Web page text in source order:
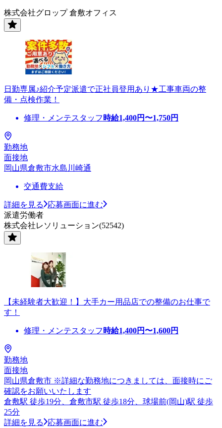
株式会社グロップ 倉敷オフィス
日勤専属♪紹介予定派遣で正社員登用あり★工事車両の整
備・点検作業！
修理・メンテスタッフ 時給1,400円〜1,750円
勤務地
面接地
岡山県倉敷市水島川崎通
交通費支給
詳細を見る
応募画面に進む
派遣労働者
株式会社レソリューション(52542)
【未経験者大歓迎！】大手カー用品店での整備のお仕事で
す！
修理・メンテスタッフ 時給1,400円〜1,600円
勤務地
面接地
岡山県倉敷市 ※詳細な勤務地につきましては、面接時にご
確認をお願いいたします
倉敷駅 徒歩19分、倉敷市駅 徒歩18分、球場前(岡山)駅 徒歩
25分
詳細を見る
応募画面に進む